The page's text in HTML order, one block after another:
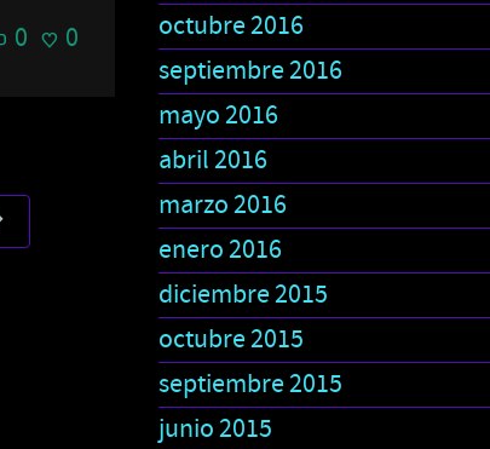
0 0
octubre 2016
septiembre 2016
mayo 2016
abril 2016
marzo 2016
enero 2016
diciembre 2015
octubre 2015
septiembre 2015
junio 2015